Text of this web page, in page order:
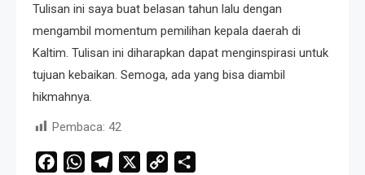
Tulisan ini saya buat belasan tahun lalu dengan
mengambil momentum pemilihan kepala daerah di
Kaltim. Tulisan ini diharapkan dapat menginspirasi untuk
tujuan kebaikan. Semoga, ada yang bisa diambil
hikmahnya.
Pembaca: 42
FacebookWhatsAppTelegram
Copy